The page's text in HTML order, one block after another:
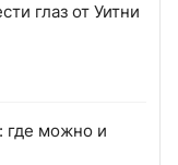
глаз от Уитни
где можно и